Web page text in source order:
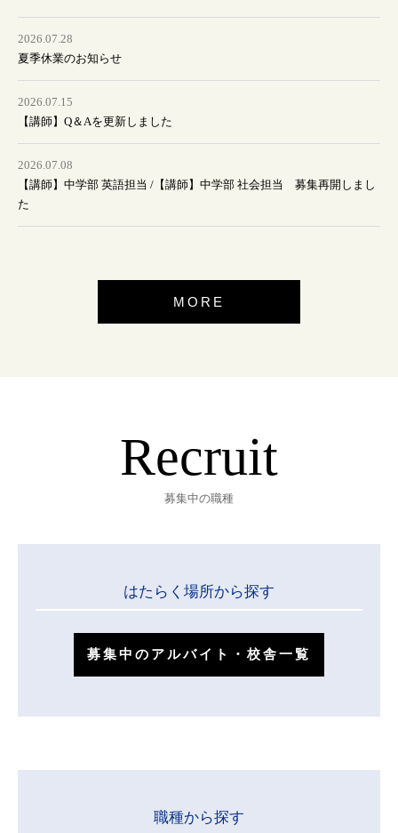
2026.07.28
夏季休業のお知らせ
2026.07.15
【講師】Q＆Aを更新しました
2026.07.08
【講師】中学部 英語担当 /【講師】中学部 社会担当 募集再開しまし
た
MORE
募集中の職種
はたらく場所から探す
募集中のアルバイト・校舎一覧
職種から探す